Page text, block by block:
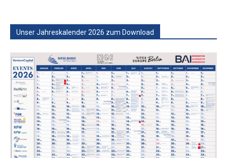
Unser Jahreskalender 2026 zum Download